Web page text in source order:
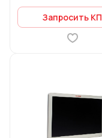
Запросить КП